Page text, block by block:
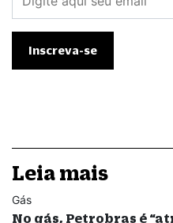
Leia mais
Gás
No gás, Petrobras é